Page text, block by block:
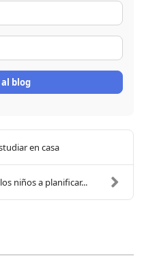
de correo
blog
en casa
niños a planificar...